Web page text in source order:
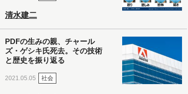
清水建二
PDFの生みの親、チャール
ズ・ゲシキ氏死去。その技術
と歴史を振り返る
2021.05.05 社会